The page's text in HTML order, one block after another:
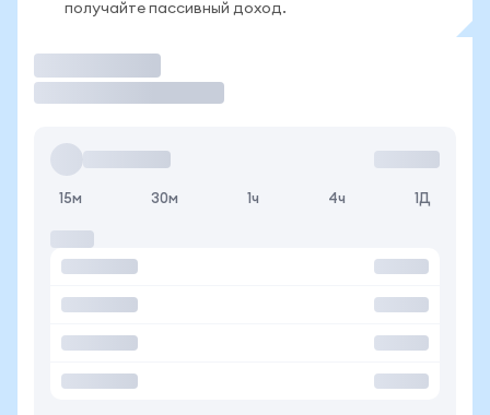
получайте пассивный доход.
15м 30м 1ч 4ч 1Д